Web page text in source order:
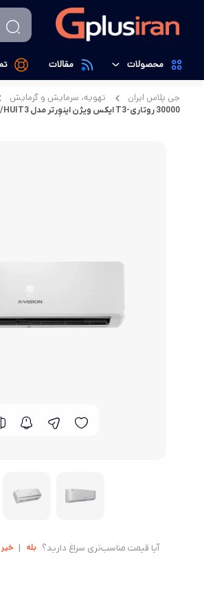
محصولات
تهویه، سرمایش و گرمایش
مقالات
جی پلاس ایران تهویه، سرمایش و گرمایش
30000 روتاری-T3 ایکس ویژن اینوِرتر مدل XAC-30CHSA/HUIT3
آیا قیمت مناسب‌تری سراغ دارید؟ بله | خیر